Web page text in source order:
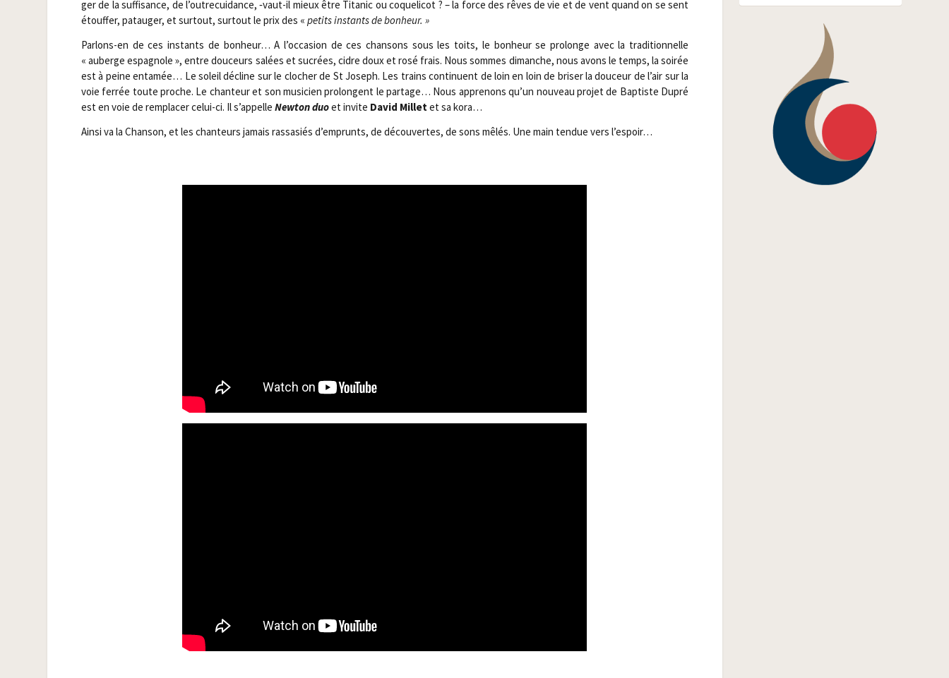
ger de la suf­fi­sance, de l’outrecuidance, ‑vaut-il mieux être Tita­nic ou coque­li­cot ? – la force des rêves de vie et de vent quand on se sent
étouf­fer, patau­ger, et sur­tout, sur­tout le prix des « petits ins­tants de bonheur. »
Par­lons-en de ces ins­tants de bon­heur… A l’occasion de ces chan­sons sous les toits, le bon­heur se pro­longe avec la tra­di­tion­nelle
« auberge espa­gnole », entre dou­ceurs salées et sucrées, cidre doux et rosé frais. Nous sommes dimanche, nous avons le temps, la soi­rée
est à peine enta­mée… Le soleil décline sur le clo­cher de St Joseph. Les trains conti­nuent de loin en loin de bri­ser la dou­ceur de l’air sur la
voie fer­rée toute proche. Le chan­teur et son musi­cien pro­longent le par­tage… Nous appre­nons qu’un nou­veau pro­jet de Bap­tiste Dupré
est en voie de rem­pla­cer celui-ci. Il s’appelle New­ton duoet invite David Milletet sa kora…
Ain­si va la Chan­son, et les chan­teurs jamais ras­sa­siés d’emprunts, de décou­vertes, de sons mêlés. Une main ten­due vers l’espoir…